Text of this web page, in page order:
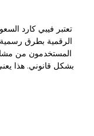
تعتبر فيبي كارد
المستخدمون من
بشكل قانوني. هذا